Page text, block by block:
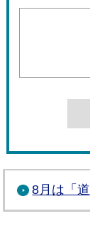
8月は「